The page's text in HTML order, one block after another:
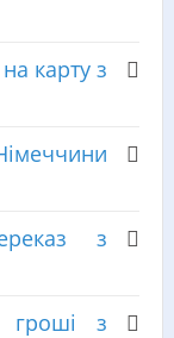
карту з
з
гроші з